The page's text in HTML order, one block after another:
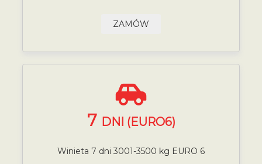
ZAMÓW
7 DNI (EURO6)
Winieta 7 dni 3001-3500 kg EURO 6